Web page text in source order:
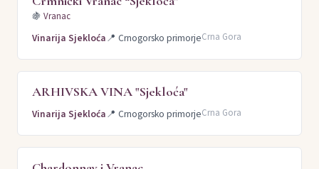
🍇 Vranac
Vinarija Sjekloća📍 Crnogorsko primorjeCrna Gora
ARHIVSKA VINA "Sjekloća"
Vinarija Sjekloća📍 Crnogorsko primorjeCrna Gora